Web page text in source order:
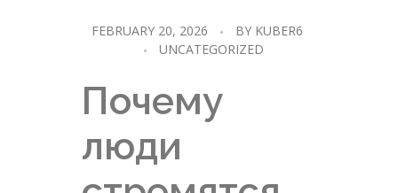
FEBRUARY 20, 2026 BY KUBER6
UNCATEGORIZED
Почему
люди